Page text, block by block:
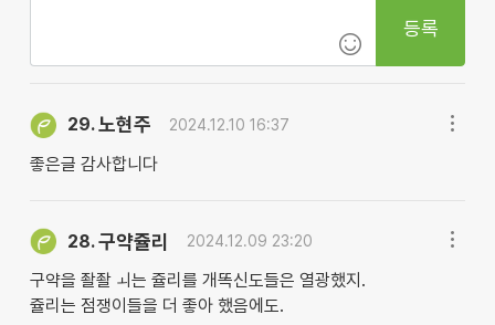
등록
29.노현주 2024.12.10 16:37
좋은글 감사합니다
28.구약쥴리 2024.12.09 23:20
구약을 좔좔 ㅚ는 쥴리를 개똑신도들은 열광했지.
쥴리는 점쟁이들을 더 좋아 했음에도.